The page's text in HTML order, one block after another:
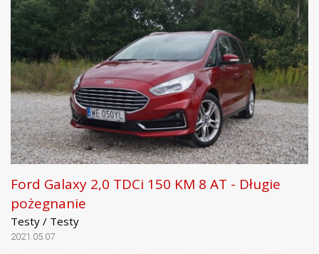
Ford Galaxy 2,0 TDCi 150 KM 8 AT - Długie
pożegnanie
Testy / Testy
2021.05.07